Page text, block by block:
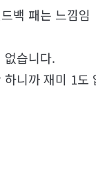
백 패는 느낌임
없습니다.
니까 재미 1도